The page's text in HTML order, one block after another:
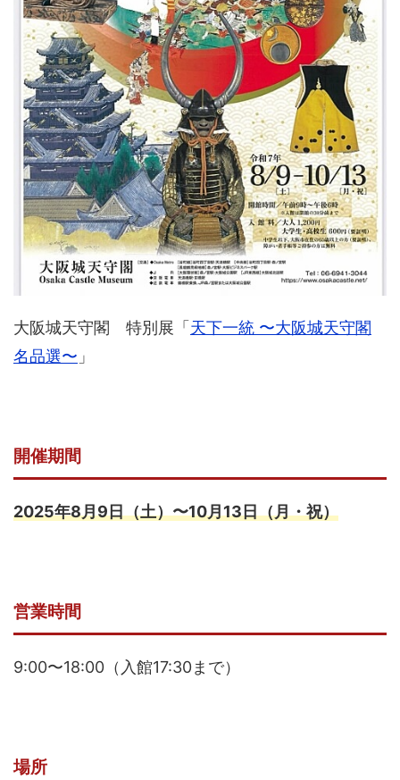
大阪城天守閣 特別展「天下一統 〜大阪城天守閣
名品選〜 」
開催期間
2025年8月9日（土）〜10月13日（月・祝）
営業時間
9:00〜18:00（入館17:30まで）
場所